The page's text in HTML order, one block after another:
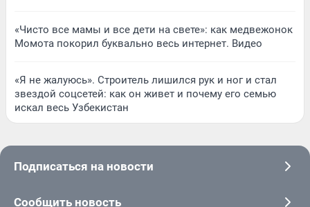
«Чисто все мамы и все дети на свете»: как медвежонок
Момота покорил буквально весь интернет. Видео
«Я не жалуюсь». Строитель лишился рук и ног и стал
звездой соцсетей: как он живет и почему его семью
искал весь Узбекистан
Подписаться на новости
Сообщить новость